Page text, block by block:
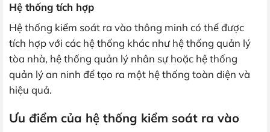
Hệ thống tích hợp
Hệ thống kiểm soát ra vào thông minh có thể được
tích hợp với các hệ thống khác như hệ thống quản lý
tòa nhà, hệ thống quản lý nhân sự hoặc hệ thống
quản lý an ninh để tạo ra một hệ thống toàn diện và
hiệu quả.
Ưu điểm của hệ thống kiểm soát ra vào